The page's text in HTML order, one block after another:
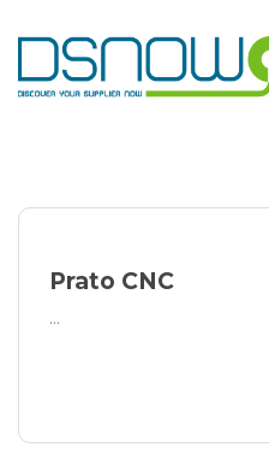
to
content
Prato CNC
...